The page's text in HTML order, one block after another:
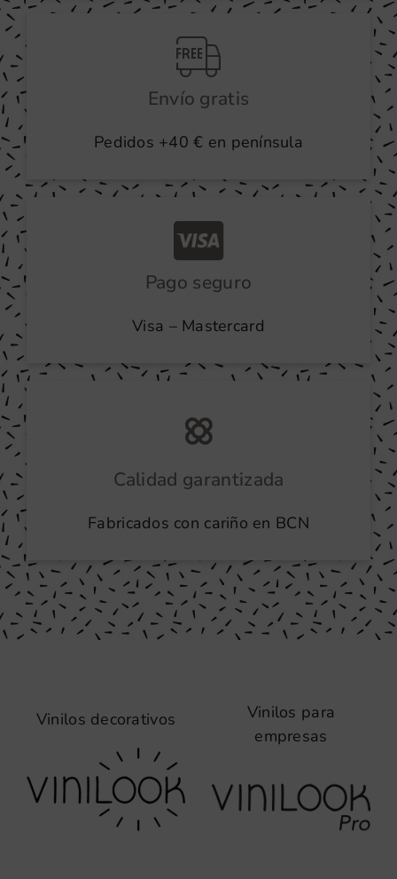
Envío gratis
Pedidos +40 € en península
Pago seguro
Visa – Mastercard
Calidad garantizada
Fabricados con cariño en BCN
Vinilos decorativos
Vinilos para
empresas